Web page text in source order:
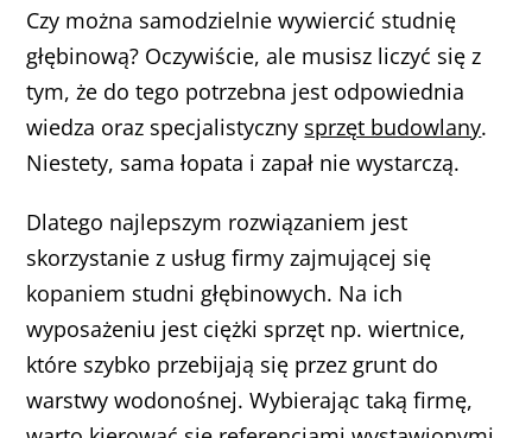
Czy można samodzielnie wywiercić studnię
głębinową? Oczywiście, ale musisz liczyć się z
tym, że do tego potrzebna jest odpowiednia
wiedza oraz specjalistyczny sprzęt budowlany.
Niestety, sama łopata i zapał nie wystarczą.
Dlatego najlepszym rozwiązaniem jest
skorzystanie z usług firmy zajmującej się
kopaniem studni głębinowych. Na ich
wyposażeniu jest ciężki sprzęt np. wiertnice,
które szybko przebijają się przez grunt do
warstwy wodonośnej. Wybierając taką firmę,